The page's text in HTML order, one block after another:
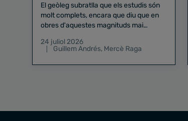
El geòleg subratlla que els estudis són
molt complets, encara que diu que en
obres d'aquestes magnituds mai
24 juliol 2026
Guillem Andrés, Mercè Raga